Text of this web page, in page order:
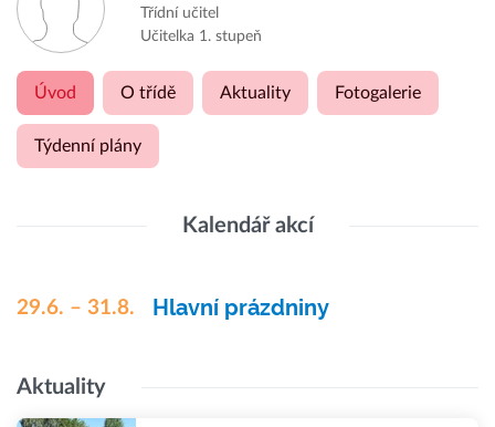
Třídní učitel
Učitelka 1. stupeň
Úvod O třídě Aktuality Fotogalerie
Týdenní plány
Kalendář akcí
29.6. – 31.8. Hlavní prázdniny
Aktuality